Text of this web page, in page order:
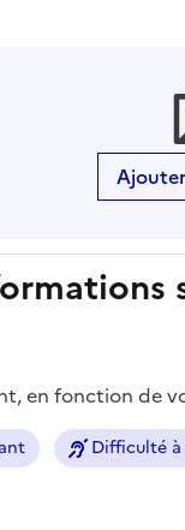
en fonction de
Difficulté